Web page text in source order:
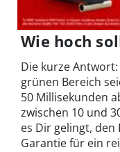
Wie hoch
Die kurze
grünen Bereich
50 Millisekunden
zwischen 10 und
es Dir gelingt, den
Garantie für ein